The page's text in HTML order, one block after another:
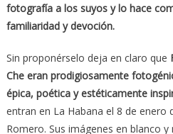
fotografía a los suyos y lo hace
familiaridad y devoción.
Sin proponérselo deja en claro que
Che eran prodigiosamente
épica, poética y estéticamente
entran en La Habana el 8 de enero
Romero. Sus imágenes en blanco